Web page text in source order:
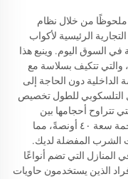
من خلال نظام
الرئيسية لأكواب
السوق اليوم. وينبع هذا
والتي تتكيف بسلاسة مع
الداخلية دون الحاجة إلى
التلسكوبي للطول تخصيص
تتراوح أحجامها بين
النماذج الصغيرة سعة ١٢ أونصةً والنماذج الضخمة سعة ٤٠ أونصةً، مما
الشرب المفضلة لديك.
التي تضم أنواعًا
الذين يستخدمون حاويات